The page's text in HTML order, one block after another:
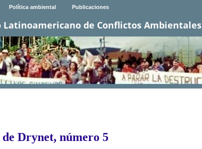
Política ambiental Publicaciones
Latinoamericano de Conflictos Ambientales
Drynet, número 5